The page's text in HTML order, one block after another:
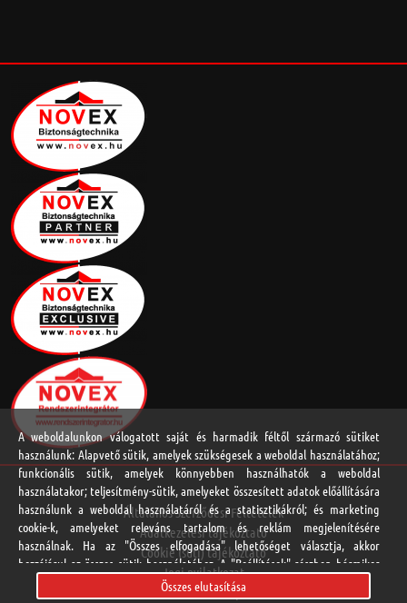
Általános Szerződési Feltételek
Adatkezelési tájékoztató
Cookie (süti) tájékoztató
Jogi nyilatkozat
Online vitarendezési platform
A weboldalunkon válogatott saját és harmadik féltől származó sütiket
használunk: Alapvető sütik, amelyek szükségesek a weboldal használatához;
funkcionális sütik, amelyek könnyebben használhatók a weboldal
használatakor; teljesítmény-sütik, amelyeket összesített adatok előállítására
használunk a weboldal használatáról és a statisztikákról; és marketing
cookie-k, amelyeket releváns tartalom és reklám megjelenítésére
használnak. Ha az "Összes elfogadása" lehetőséget választja, akkor
hozzájárul az összes sütik használatához. A "Beállítások" részben bármikor
elfogadhat és elutasíthat egyedi sütitípusokat, és visszavonhatja a jövőre
vonatkozó beleegyezését.
Összes elutasítása